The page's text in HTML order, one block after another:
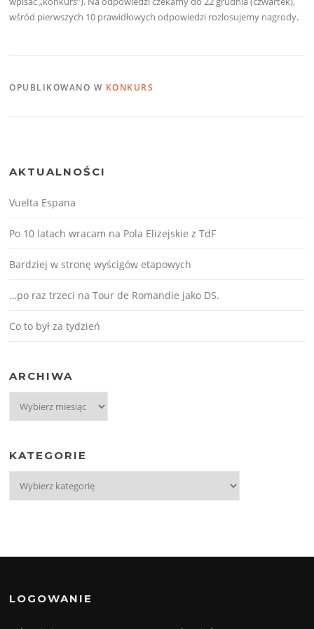
wśród pierwszych 10 prawidłowych odpowiedzi rozlosujemy nagrody.
OPUBLIKOWANO W KONKURS
AKTUALNOŚCI
Vuelta Espana
Po 10 latach wracam na Pola Elizejskie z TdF
Bardziej w stronę wyścigów etapowych
…po raz trzeci na Tour de Romandie jako DS.
Co to był za tydzień
ARCHIWA
KATEGORIE
LOGOWANIE